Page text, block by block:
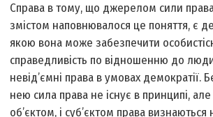
Справа в тому, що джерелом сили
змістом наповнювалося це поняття, є
якою вона може забезпечити
справедливість по відношенню до
невід’ємні права в умовах демократії.
нею сила права не існує в принципі,
об’єктом, і суб’єктом права